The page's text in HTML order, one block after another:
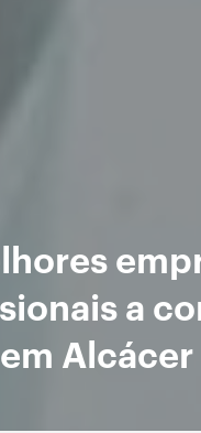
a
Alcácer